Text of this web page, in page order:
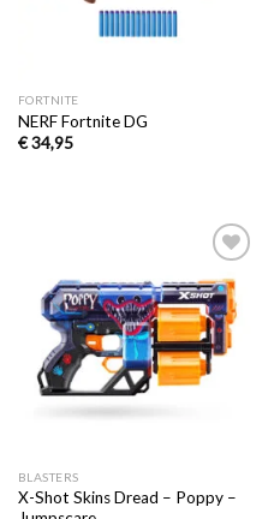
FORTNITE
NERF Fortnite DG
€34,95
Toevoegen
aan
verlanglijst
BLASTERS
X-Shot Skins Dread – Poppy –